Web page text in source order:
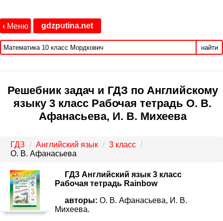
‹ Меню gdzputina.net
найти
Решебник задач и ГДЗ по Английскому
языку 3 класс Рабочая тетрадь О. В.
Афанасьева, И. В. Михеева
ГДЗ Английский язык
3 класс
О. В. Афанасьева
ГДЗ Английский язык 3 класс
Рабочая тетрадь Rainbow
авторы: О. В. Афанасьева, И. В.
Михеева.